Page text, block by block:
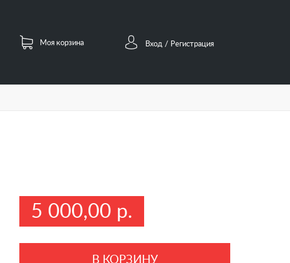
Моя корзина Вход / Регистрация
5 000,00 р.
В КОРЗИНУ